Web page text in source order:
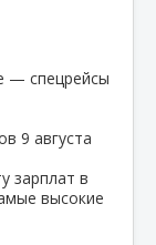
— спецрейсы
9 августа
зарплат в
высокие